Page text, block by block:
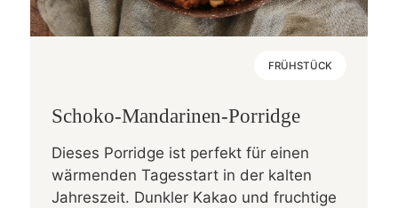
FRÜHSTÜCK
Schoko-Mandarinen-Porridge
Dieses Porridge ist perfekt für einen
wärmenden Tagesstart in der kalten
Jahreszeit. Dunkler Kakao und fruchtige